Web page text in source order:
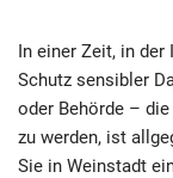
In einer Zeit, in
Schutz sensibler
oder Behörde –
zu werden, ist
Sie in Weinstadt